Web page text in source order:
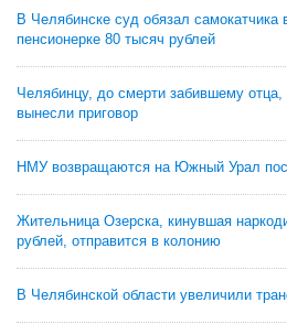
В Челябинске суд обязал самокатчика
пенсионерке 80 тысяч рублей
Челябинцу, до смерти забившему отца,
вынесли приговор
НМУ возвращаются на Южный Урал
Жительница Озерска, кинувшая
рублей, отправится в колонию
В Челябинской области увеличили